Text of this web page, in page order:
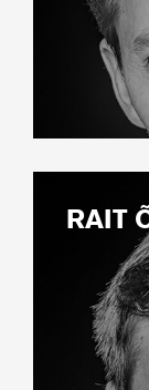
RAIT